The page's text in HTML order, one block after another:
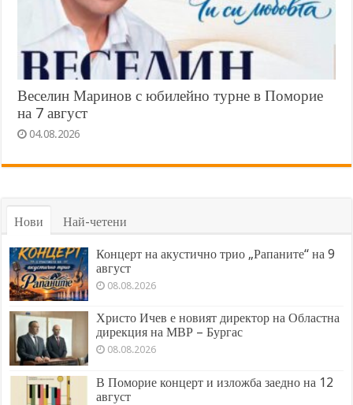
Веселин Маринов с юбилейно турне в Поморие
на 7 август
04.08.2026
Нови Най-четени
Концерт на акустично трио „Рапаните“ на 9
август
08.08.2026
Христо Ичев е новият директор на Областна
дирекция на МВР – Бургас
08.08.2026
В Поморие концерт и изложба заедно на 12
август